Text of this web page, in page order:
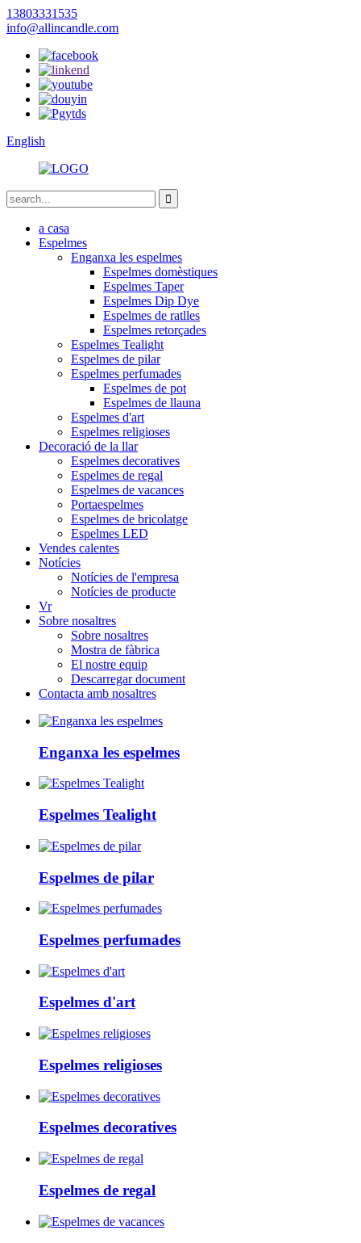
13803331535
info@allincandle.com
English
a casa
Espelmes
Enganxa les espelmes
Espelmes domèstiques
Espelmes Taper
Espelmes Dip Dye
Espelmes de ratlles
Espelmes retorçades
Espelmes Tealight
Espelmes de pilar
Espelmes perfumades
Espelmes de pot
Espelmes de llauna
Espelmes d'art
Espelmes religioses
Decoració de la llar
Espelmes decoratives
Espelmes de regal
Espelmes de vacances
Portaespelmes
Espelmes de bricolatge
Espelmes LED
Vendes calentes
Notícies
Notícies de l'empresa
Notícies de producte
Vr
Sobre nosaltres
Sobre nosaltres
Mostra de fàbrica
El nostre equip
Descarregar document
Contacta amb nosaltres
Enganxa les espelmes
Espelmes Tealight
Espelmes de pilar
Espelmes perfumades
Espelmes d'art
Espelmes religioses
Espelmes decoratives
Espelmes de regal